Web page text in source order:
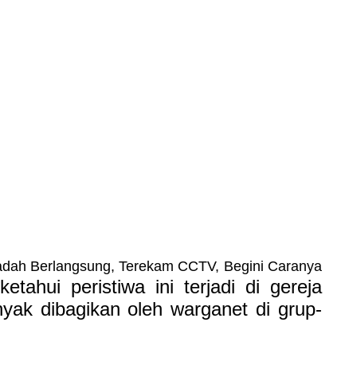
Berlangsung, Terekam CCTV, Begini Caranya
peristiwa ini terjadi di gereja
dibagikan oleh warganet di grup-